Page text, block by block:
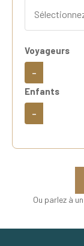
Voyageurs
-
Enfants
-
Ou parlez à